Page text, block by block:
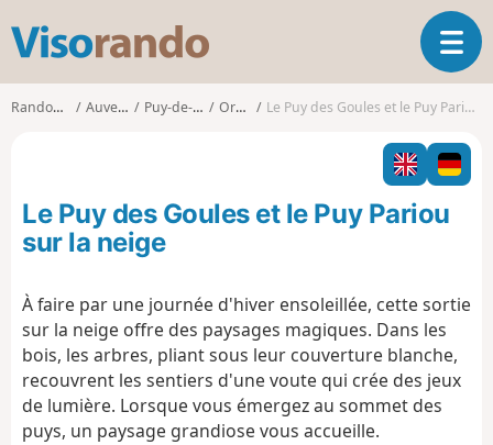
s
o
o
O
u
i
r
l
i
a
t
Randonnées Auvergne Puy-de-Dôme Orcines Le Puy des Goules et le Puy Pariou sur la neige
Le Puy des Goules et le Puy Pariou
sur la neige
À faire par une journée d'hiver ensoleillée, cette sortie
sur la neige offre des paysages magiques. Dans les
bois, les arbres, pliant sous leur couverture blanche,
recouvrent les sentiers d'une voute qui crée des jeux
de lumière. Lorsque vous émergez au sommet des
puys, un paysage grandiose vous accueille.